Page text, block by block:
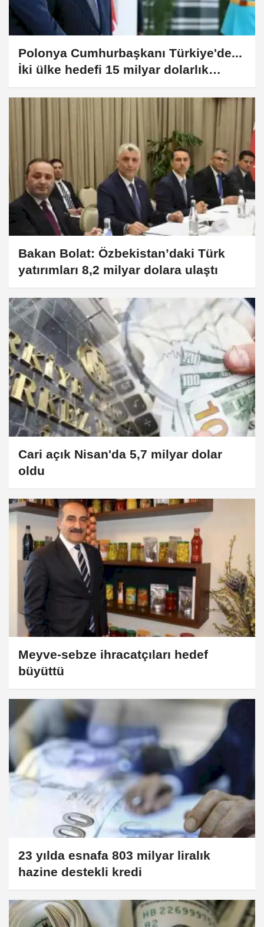
Polonya Cumhurbaşkanı Türkiye'de...
İki ülke hedefi 15 milyar dolarlık
ticaret
Bakan Bolat: Özbekistan’daki Türk
yatırımları 8,2 milyar dolara ulaştı
Cari açık Nisan'da 5,7 milyar dolar
oldu
Meyve-sebze ihracatçıları hedef
büyüttü
23 yılda esnafa 803 milyar liralık
hazine destekli kredi